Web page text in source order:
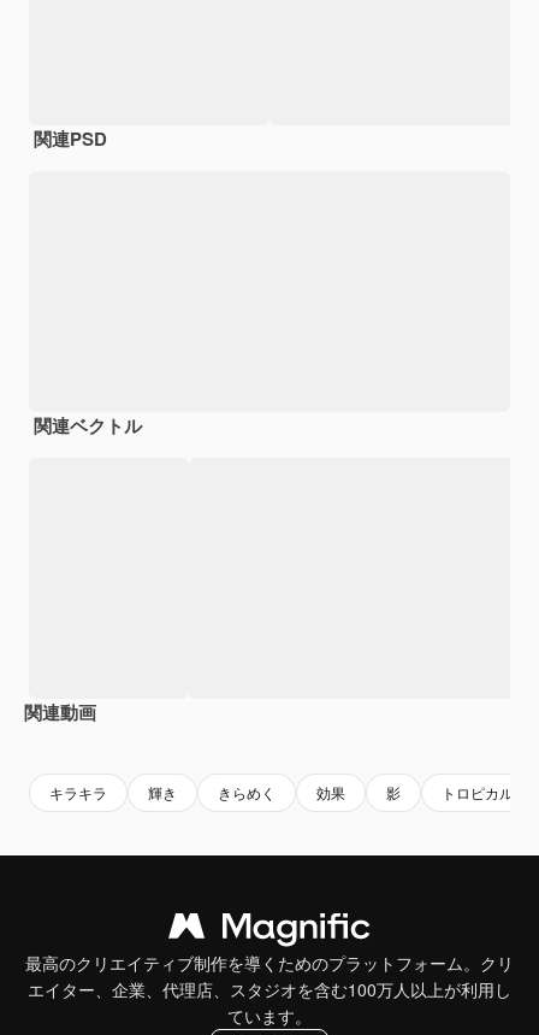
関連PSD
関連ベクトル
関連動画
キラキラ 輝き きらめく 効果 影 トロピカル
最高のクリエイティブ制作を導くためのプラットフォーム。クリ
エイター、企業、代理店、スタジオを含む100万人以上が利用し
ています。